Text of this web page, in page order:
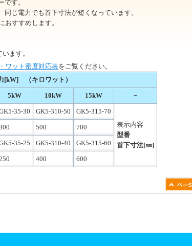
す。
同じ電力でも首下寸法が短くなっています。
おすすめします。
ます。
ワット密度対応表をご覧ください。
[kW] （キロワット）
5kW 10kW 15kW －
35-30 GK5-310-50
GK5-315-70
表示内容
型番
首下寸法[㎜]
500 700
35-25 GK5-310-40 GK5-315-60
400 600